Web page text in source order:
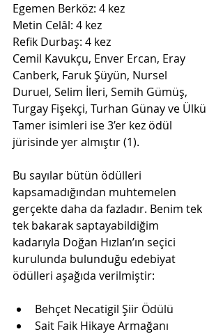
Egemen Berköz: 4 kez
Metin Celâl: 4 kez
Refik Durbaş: 4 kez
Cemil Kavukçu, Enver Ercan, Eray
Canberk, Faruk Şüyün, Nursel
Duruel, Selim İleri, Semih Gümüş,
Turgay Fişekçi, Turhan Günay ve Ülkü
Tamer isimleri ise 3’er kez ödül
jürisinde yer almıştır (1).
Bu sayılar bütün ödülleri
kapsamadığından muhtemelen
gerçekte daha da fazladır. Benim tek
tek bakarak saptayabildiğim
kadarıyla Doğan Hızlan’ın seçici
kurulunda bulunduğu edebiyat
ödülleri aşağıda verilmiştir:
Behçet Necatigil Şiir Ödülü
Sait Faik Hikaye Armağanı